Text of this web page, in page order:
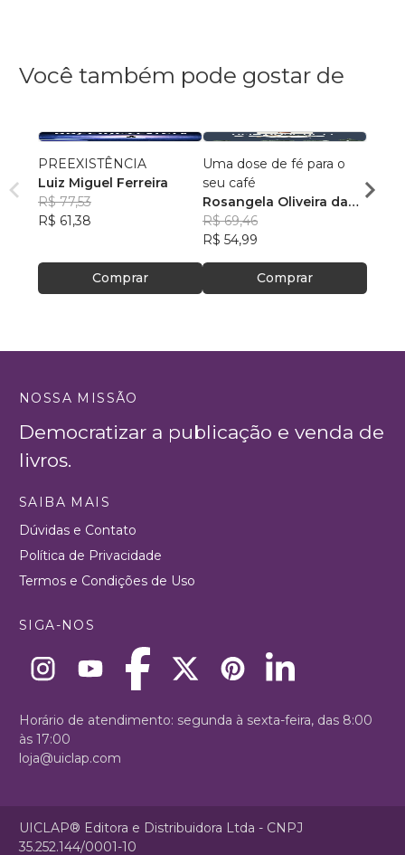
Você também pode gostar de
PREEXISTÊNCIA
Luiz Miguel Ferreira
R$ 77,53
R$ 61,38
Comprar
Uma dose de fé para o
seu café
Rosangela Oliveira da
Silva
R$ 69,46
R$ 54,99
Comprar
R$
NOSSA MISSÃO
Democratizar a publicação e venda de
livros.
SAIBA MAIS
Dúvidas e Contato
Política de Privacidade
Termos e Condições de Uso
SIGA-NOS
Horário de atendimento: segunda à sexta-feira, das 8:00
às 17:00
loja@uiclap.com
UICLAP® Editora e Distribuidora Ltda - CNPJ
35.252.144/0001-10